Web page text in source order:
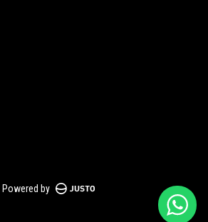
Powered by